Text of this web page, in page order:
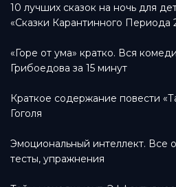
10 лучших сказок на ночь для
«Сказки Карантинного Периода
«Горе от ума» кратко. Вся
Грибоедова за 15 минут
Краткое содержание повести
Гоголя
Эмоциональный интеллект. Все
тесты, упражнения